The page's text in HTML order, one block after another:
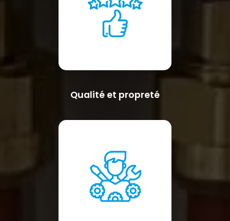
Qualité et propreté